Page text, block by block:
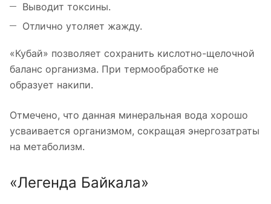
Выводит токсины.
Отлично утоляет жажду.
«Кубай» позволяет сохранить кислотно-щелочной
баланс организма. При термообработке не
образует накипи.
Отмечено, что данная минеральная вода хорошо
усваивается организмом, сокращая энергозатраты
на метаболизм.
«Легенда Байкала»